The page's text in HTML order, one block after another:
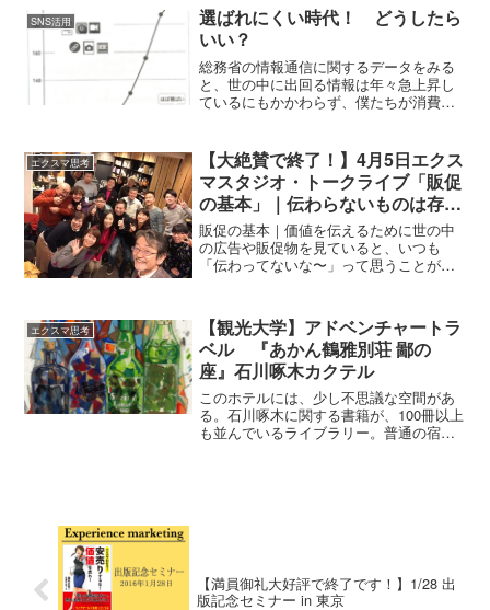
いる可能性がある。それだと、しあわせ
とはいえないでしょ。ストレスや不安や
焦燥などで、ゆとりがないと、精神の健
康が損なわれていきます。心が健康でな
いと、体も健康でなくなる。緊張したり
すると、胃が痛くなったり、お腹を壊し
たりした経験がある人も多いと思いま
です。いつもイライラ、カリカリ、して
いたり。愚痴や泣き言、不平不満を抱え
ている。そうすると必ず身体にも影響が
出てきます。怖いですよね。だからゆと
りが大切なのです。あなたにとって理想
の姿、どうなりたいか、どう生きたい
か。それをみつめて行動していく上で、
だいたいネックになることは環境お金時
SNS活用
選ばれにくい時代！ どうしたら
いい？
総務省の情報通信に関するデータをみる
と、世の中に出回る情報は年々急上昇し
ているにもかかわらず、僕たちが消費で
情報には限りがあるということです。ビ
ジネスで考えると、ますます選ばれにく
くなっていくということ。この視点はと
ても重要です！
エクスマ思考
【大絶賛で終了！】4月5日エクス
マスタジオ・トークライブ「販促
の基本」｜伝わらないものは存在
しない
販促の基本｜価値を伝えるために世の中
の広告や販促物を見ていると、いつも
「伝わってないな〜」って思うことがし
のに」「メニューだけ書いても、その料
理はあなたのところじゃな...
エクスマ思考
【観光大学】アドベンチャートラ
ベル 『あかん鶴雅別荘 鄙の
座』石川啄木カクテル
このホテルには、少し不思議な空間があ
る。石川啄木に関する書籍が、100冊以上
も並んでいるライブラリー。普通の宿泊
【満員御礼大好評で終了です！】1/28 出
版記念セミナー in 東京